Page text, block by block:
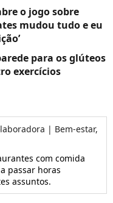
o jogo sobre
mudou tudo e eu
para os glúteos
exercícios
| Bem-estar,
com comida
passar horas
assuntos.